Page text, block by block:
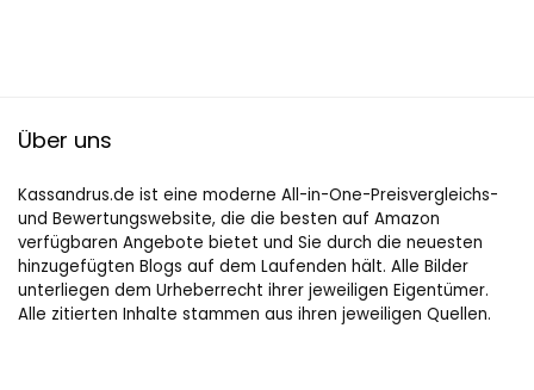
Über uns
Kassandrus.de ist eine moderne All-in-One-Preisvergleichs-
und Bewertungswebsite, die die besten auf Amazon
verfügbaren Angebote bietet und Sie durch die neuesten
hinzugefügten Blogs auf dem Laufenden hält. Alle Bilder
unterliegen dem Urheberrecht ihrer jeweiligen Eigentümer.
Alle zitierten Inhalte stammen aus ihren jeweiligen Quellen.